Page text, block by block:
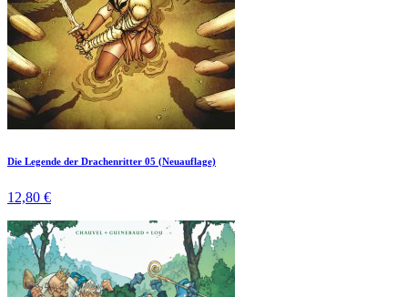
Die Legende der Drachenritter 05 (Neuauflage)
12,80 €